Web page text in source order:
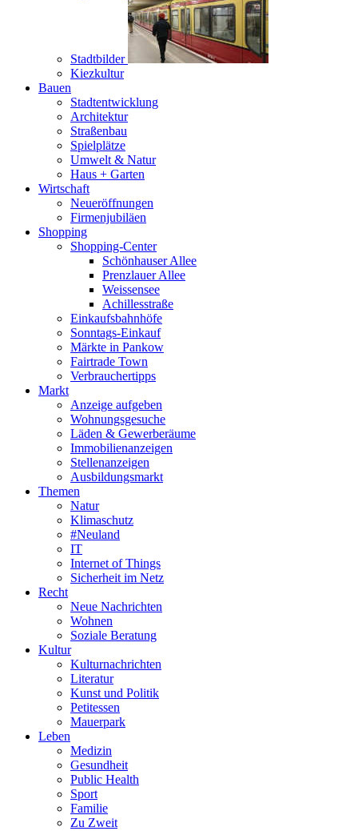
Stadtbilder
Kiezkultur
Bauen
Stadtentwicklung
Architektur
Straßenbau
Spielplätze
Umwelt & Natur
Haus + Garten
Wirtschaft
Neueröffnungen
Firmenjubiläen
Shopping
Shopping-Center
Schönhauser Allee
Prenzlauer Allee
Weissensee
Achillesstraße
Einkaufsbahnhöfe
Sonntags-Einkauf
Märkte in Pankow
Fairtrade Town
Verbrauchertipps
Markt
Anzeige aufgeben
Wohnungsgesuche
Läden & Gewerberäume
Immobilienanzeigen
Stellenanzeigen
Ausbildungsmarkt
Themen
Natur
Klimaschutz
#Neuland
IT
Internet of Things
Sicherheit im Netz
Recht
Neue Nachrichten
Wohnen
Soziale Beratung
Kultur
Kulturnachrichten
Literatur
Kunst und Politik
Petitessen
Mauerpark
Leben
Medizin
Gesundheit
Public Health
Sport
Familie
Zu Zweit